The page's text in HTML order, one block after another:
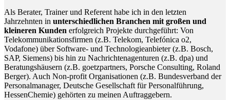
Als Berater, Trainer und Referent habe ich in den letzten
Jahrzehnten in unterschiedlichen Branchen mit großen und
kleineren Kunden erfolgreich Projekte durchgeführt: Von
Telekommunikationsfirmen (z.B. Telekom, Telefónica o2,
Vodafone) über Software- und Technologieanbieter (z.B. Bosch,
SAP, Siemens) bis hin zu Nachrichtenagenturen (z.B. dpa) und
Beratungshäusern (z.B. goetzpartners, Porsche Consulting, Roland
Berger). Auch Non-profit Organisationen (z.B. Bundesverband der
Personalmanager, Deutsche Gesellschaft für Personalführung,
HessenChemie) gehörten zu meinen Auftraggebern.